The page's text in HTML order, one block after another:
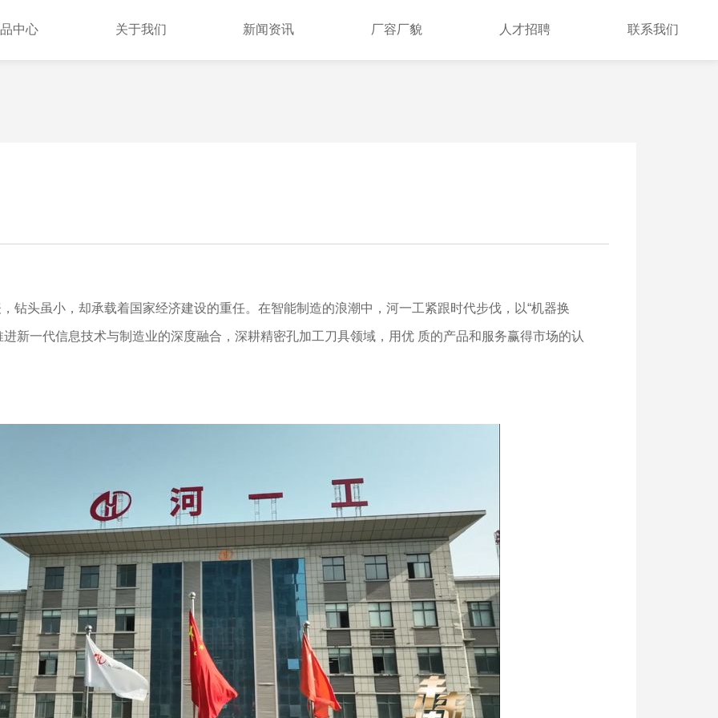
中心 关于我们 新闻资讯 厂容厂貌 人才招聘 联系我们
头虽小，却承载着国家经济建设的重任。在智能制造的浪潮中，河一工紧跟时代步伐，以“机器换
进新一代信息技术与制造业的深度融合，深耕精密孔加工刀具领域，用优 质的产品和服务赢得市场的认